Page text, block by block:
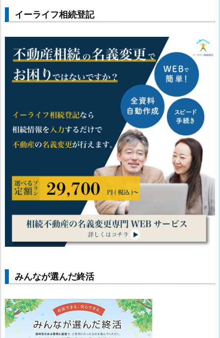
イーライフ相続登記
みんなが選んだ終活